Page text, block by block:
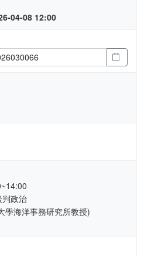
04-08 12:00
政治
學海洋事務研究所教授)